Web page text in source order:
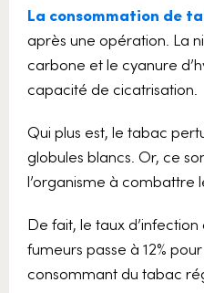
La consommation de
après une opération. La
carbone et le cyanure
capacité de cicatrisation.
Qui plus est, le tabac
globules blancs. Or, ce
l’organisme à combattre
De fait, le taux d’infection
fumeurs passe à 12%
consommant du tabac